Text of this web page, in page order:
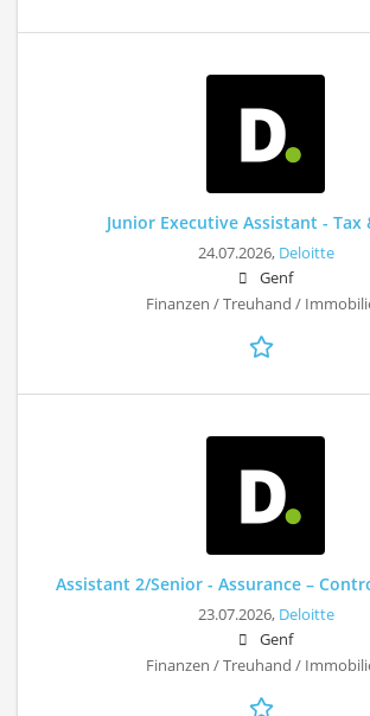
Junior Executive Assistant - Tax
24.07.2026, Deloitte
Genf
Finanzen / Treuhand /
Assistant 2/Senior - Assurance –
23.07.2026, Deloitte
Genf
Finanzen / Treuhand /